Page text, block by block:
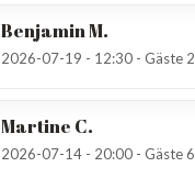
BenjaminM
2026-07-19 - 12:30 - Gäste 2
Martine C
2026-07-14 - 20:00 - Gäste 6